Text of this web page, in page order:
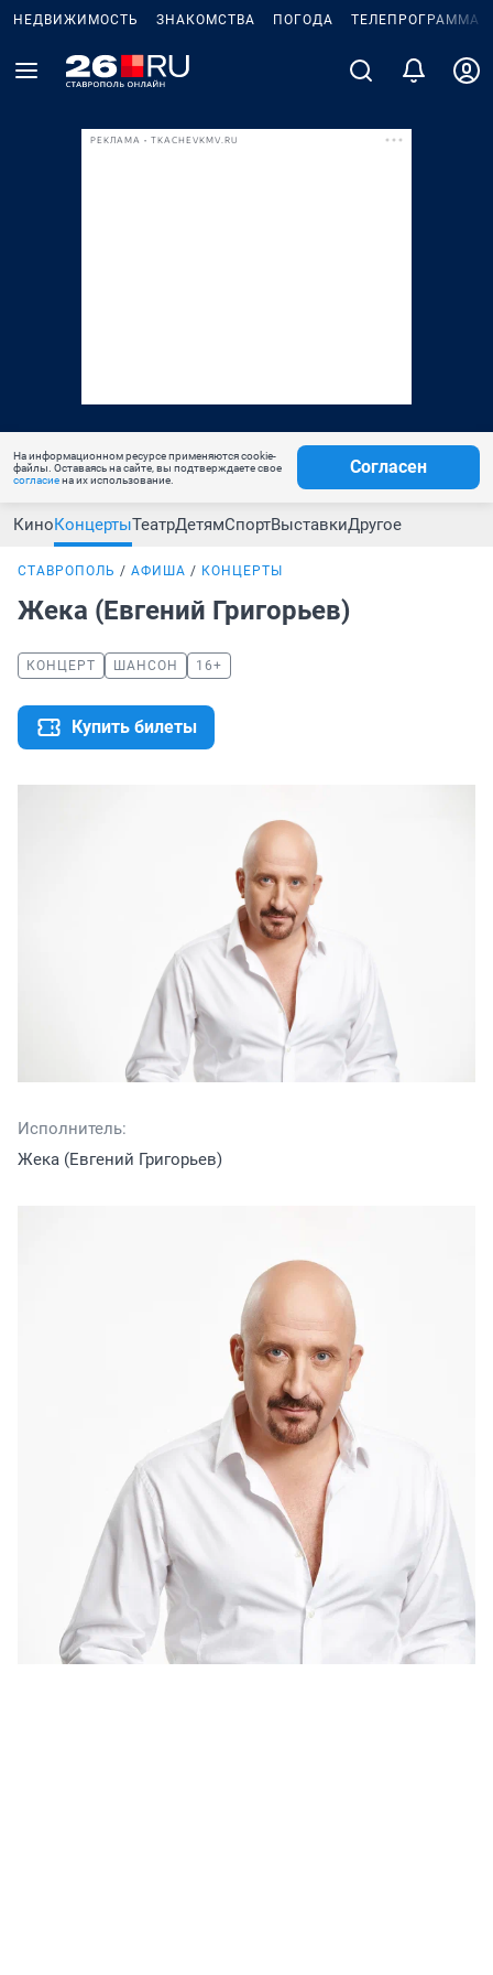
НЕДВИЖИМОСТЬ ЗНАКОМСТВА ПОГОДА ТЕЛЕПРОГРАММА
РЕКЛАМА • TKACHEVKMV.RU
На информационном ресурсе применяются cookie-
файлы. Оставаясь на сайте, вы подтверждаете свое
согласиена их использование.
Согласен
КиноКонцертыТеатрДетямСпортВыставкиДругое
СТАВРОПОЛЬ АФИША КОНЦЕРТЫ
Жека (Евгений Григорьев)
КОНЦЕРТ ШАНСОН 16+
Купить билеты
Исполнитель:
Жека (Евгений Григорьев)